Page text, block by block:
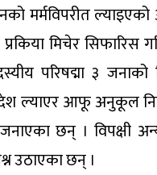
मर्मविपरीत
प्रकिया मिचेर सिफारिस
परिषद्मा ३ जनाको
ल्याएर आफू अनुकूल
छन् । विपक्षी
उठाएका छन् ।